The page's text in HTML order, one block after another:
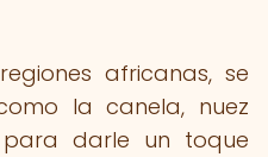
africanas, se
la canela, nuez
darle un toque